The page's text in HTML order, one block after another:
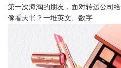
第一次海淘的朋友，面对转运公司
像看天书？一堆英文、数字..